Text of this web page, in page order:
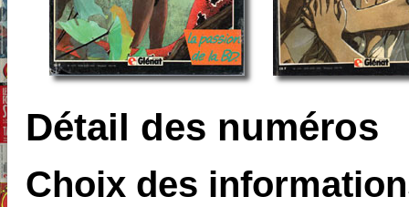
Détail des numéros
Choix des